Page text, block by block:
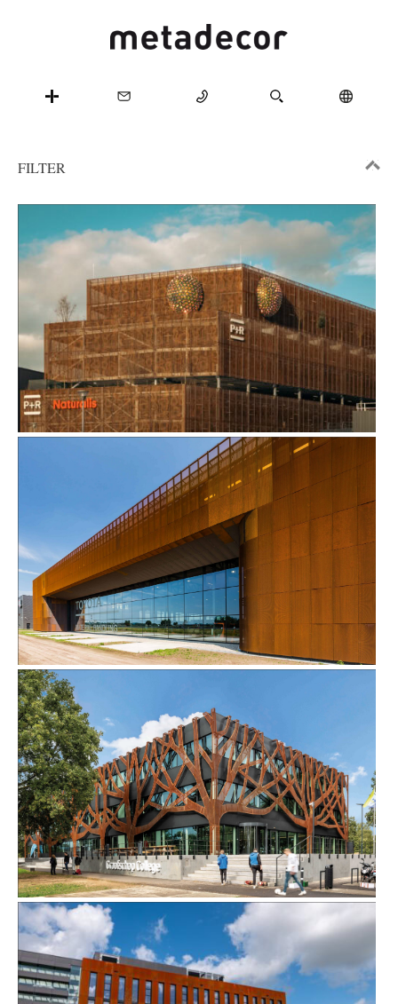
FILTER
PARKEERGARAGE NATURALIS IN LEIDEN
TOYOTA MATERIAL HANDLING NEDERLAND IN EDE
GRAAFSCHAP COLLEGE IN DOETINCHEM